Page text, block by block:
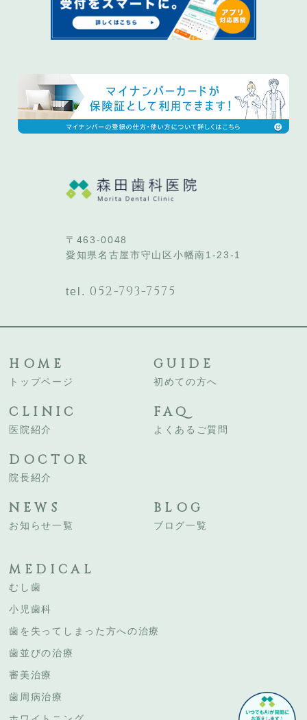
〒463-0048
愛知県名古屋市守山区小幡南1-23-1
tel. 052-793-7575
HOME
トップページ
CLINIC
医院紹介
DOCTOR
院長紹介
GUIDE
初めての方へ
FAQ
よくあるご質問
NEWS
お知らせ一覧
BLOG
ブログ一覧
MEDICAL
むし歯
小児歯科
歯を失ってしまった方への治療
歯並びの治療
審美治療
歯周病治療